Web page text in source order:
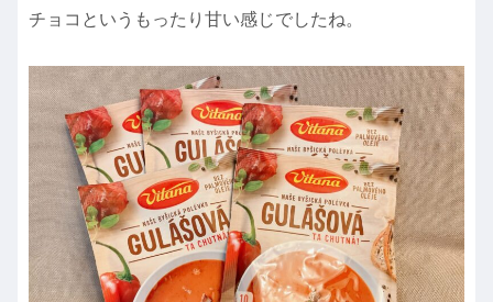
チョコというもったり甘い感じでしたね。